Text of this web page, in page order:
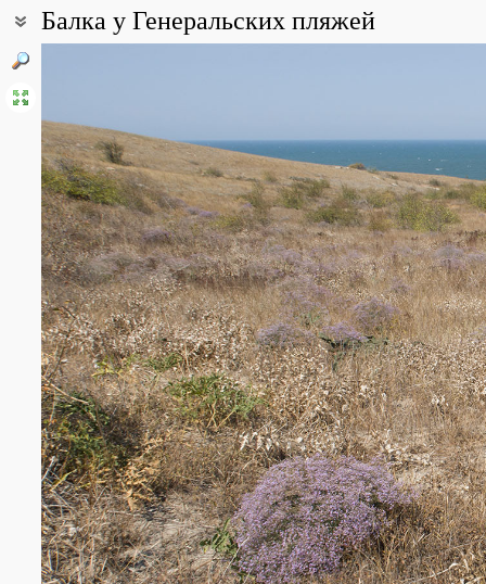
Балка у Генеральских пляжей
Точка описывает одну из множества балок, прорезающих
выходит к морю, летом она сухая, а в сезон дождей её дно
основном, невысокими деревцами боярышника, кустами
петрофитного сообщества.
Все фотографии(13) Фото растений и лишайников(34)